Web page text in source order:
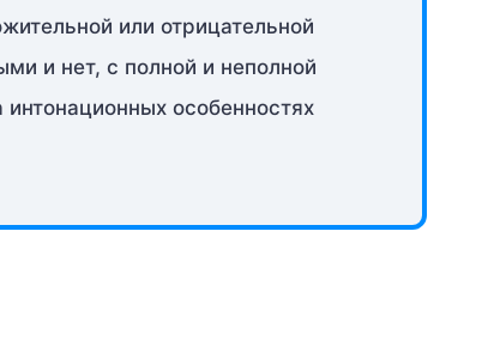
или отрицательной
и нет, с полной и неполной
особенностях